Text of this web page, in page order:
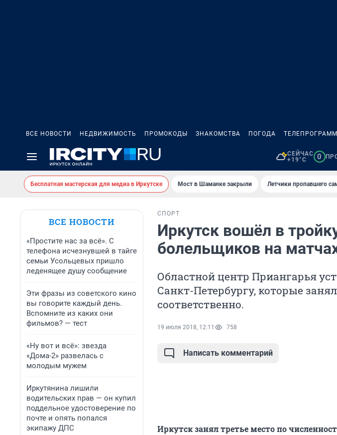
ВСЕ НОВОСТИ НЕДВИЖИМОСТЬ ПРОМОКОДЫ ЗНАКОМСТВА ПОГОДА
СЕЙЧАС
+19°C
0
Бесплатная мастерская для медиа в Иркутске Мост в Шаманке закрыли Летчики пропавшего
ВСЕ НОВОСТИ
«Простите нас за всё». С
телефона исчезнувшей в тайге
семьи Усольцевых пришло
леденящее душу сообщение
Эти фразы из советского кино
вы говорите каждый день.
Вспомните из каких они
фильмов? — тест
«Ну вот и всё»: звезда
«Дома-2» развелась с
молодым мужем
Иркутянина лишили
водительских прав — он купил
поддельное удостоверение по
почте и опять попался
экипажу ДПС
СПОРТ
Иркутск вошёл в
болельщиков на
Областной центр Приангарья
Санкт-Петербургу, которые
соответственно.
19 июля 2018, 12:11 758
Написать комментарий
Иркутск занял третье место по